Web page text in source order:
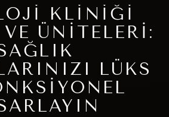
KLINIĞI
VE ÜNITELERI:
LÜKS